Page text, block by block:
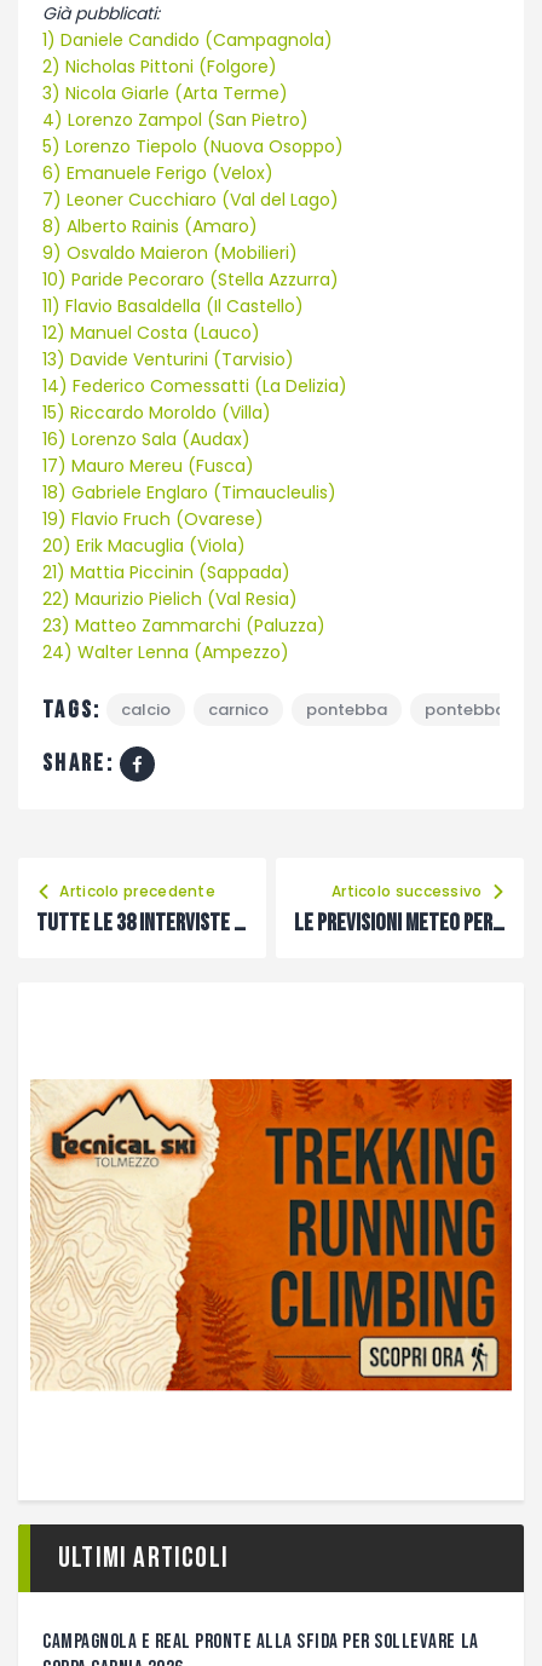
Già pubblicati:
1) Daniele Candido (Campagnola)
2) Nicholas Pittoni (Folgore)
3) Nicola Giarle (Arta Terme)
4) Lorenzo Zampol (San Pietro)
5) Lorenzo Tiepolo (Nuova Osoppo)
6) Emanuele Ferigo (Velox)
7) Leoner Cucchiaro (Val del Lago)
8) Alberto Rainis (Amaro)
9) Osvaldo Maieron (Mobilieri)
10) Paride Pecoraro (Stella Azzurra)
11) Flavio Basaldella (Il Castello)
12) Manuel Costa (Lauco)
13) Davide Venturini (Tarvisio)
14) Federico Comessatti (La Delizia)
15) Riccardo Moroldo (Villa)
16) Lorenzo Sala (Audax)
17) Mauro Mereu (Fusca)
18) Gabriele Englaro (Timaucleulis)
19) Flavio Fruch (Ovarese)
20) Erik Macuglia (Viola)
21) Mattia Piccinin (Sappada)
22) Maurizio Pielich (Val Resia)
23) Matteo Zammarchi (Paluzza)
24) Walter Lenna (Ampezzo)
Tags: calcio carnico pontebba pontebbana
share:
Articolo precedente
TUTTE LE 38 INTERVISTE PRESTAGIONALI AGLI ALLENATORI
Articolo successivo
LE PREVISIONI METEO PER GIOVEDÌ 25 APRILE
Ultimi articoli
CAMPAGNOLA E REAL PRONTE ALLA SFIDA PER SOLLEVARE LA